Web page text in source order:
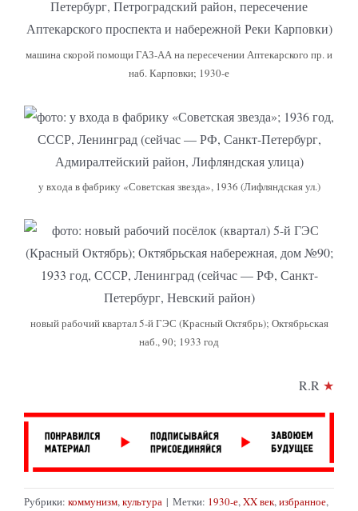
машина скорой помощи ГАЗ-АА на пересечении Аптекарского пр. и
наб. Карповки; 1930-е
у входа в фабрику «Советская звезда», 1936 (Лифляндская ул.)
новый рабочий квартал 5-й ГЭС (Красный Октябрь); Октябрьская
наб., 90; 1933 год
R.R ★
Рубрики: коммунизм,культура | Метки: 1930-е,XX век,избранное,